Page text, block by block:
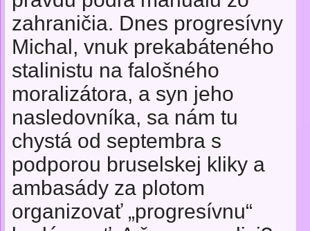
zahraničia. Dnes progresívny
Michal, vnuk prekabáteného
stalinistu na falošného
moralizátora, a syn jeho
nasledovníka, sa nám tu
chystá od septembra s
podporou bruselskej kliky a
ambasády za plotom
organizovať „progresívnu“